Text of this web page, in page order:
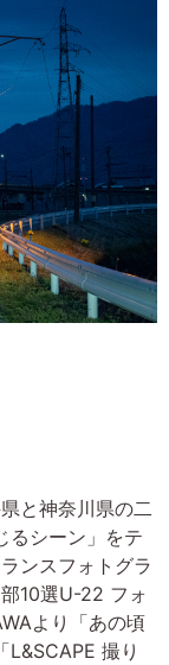
と神奈川県の二
るシーン」をテ
ンスフォトグラ
10選U-22 フォ
より「あの頃
撮り